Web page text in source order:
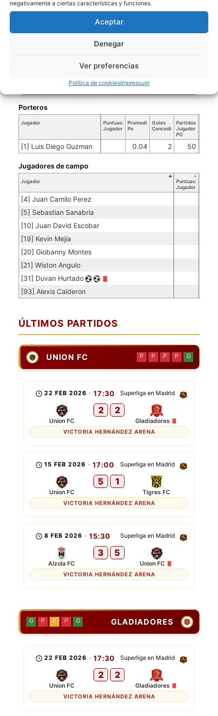
negativamente a ciertas características y funciones.
Aceptar
Denegar
Ver preferencias
Política de cookiesImpressum
[10] Teobaldo Vanegas
GLADIADORES
Jugador
Puntuación
Jugador
Promedio
Po
Goles
Concedidos
Partidos
Jugador
PO
[1] Luis Diego Guzman 0.04 2 50
Porteros
Jugador
Puntuación
Jugador
[4] Juan Camilo Perez
[5] Sebastian Sanabria
[10] Juan David Escobar
[19] Kevin Mejia
[20] Giobanny Montes
[21] Wiston Angulo
[31] Duvan Hurtado
[93] Alexis Calderon
Jugadores de campo
ÚLTIMOS PARTIDOS
UNION FC P P P P G
Superliga en Madrid
22 FEB 2026 - 17:30
Union FC
2 2
Gladiadores
VICTORIA HERNÁNDEZ ARENA
Superliga en Madrid
15 FEB 2026 - 17:00
Union FC
5 1
Tigres FC
VICTORIA HERNÁNDEZ ARENA
Superliga en Madrid
8 FEB 2026 - 15:30
Alzola FC
3 5
Union FC
VICTORIA HERNÁNDEZ ARENA
GLADIADORES
G P E P G
Superliga en Madrid
22 FEB 2026 - 17:30
Union FC
2 2
Gladiadores
VICTORIA HERNÁNDEZ ARENA